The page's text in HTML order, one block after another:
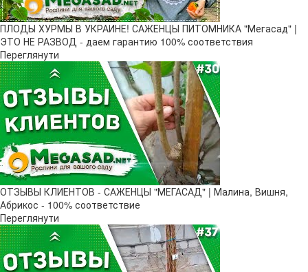
ПЛОДЫ ХУРМЫ В УКРАИНЕ! САЖЕНЦЫ ПИТОМНИКА "Мегасад" |
ЭТО НЕ РАЗВОД - даем гарантию 100% соответствия
Переглянути
ОТЗЫВЫ КЛИЕНТОВ - САЖЕНЦЫ "МЕГАСАД" | Малина, Вишня,
Абрикос - 100% соответствие
Переглянути